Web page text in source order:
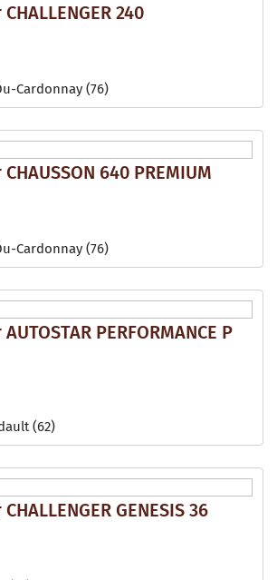
240
Cardonnay (76)
640 PREMIUM
Cardonnay (76)
PERFORMANCE P
(62)
GENESIS 36